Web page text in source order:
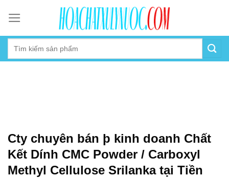
content
Cty chuyên bán þ kinh doanh Chất
Kết Dính CMC Powder / Carboxyl
Methyl Cellulose Srilanka tại Tiền